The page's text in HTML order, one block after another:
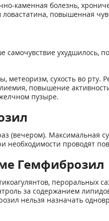
каменная болезнь,
повышенная
ухудшилось,
метеоризм, сухость во
повышение
пузыре.
(вечером). Максимальная
необходимости проводят
Гемфиброзил
пероральных
за содержанием
нельзя назначать